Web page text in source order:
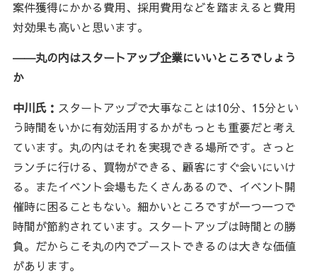
案件獲得にかかる費用、採用費用などを踏まえると費用
対効果も高いと思います。
――丸の内はスタートアップ企業にいいところでしょう
か
中川氏： スタートアップで大事なことは10分、15分とい
う時間をいかに有効活用するかがもっとも重要だと考え
ています。丸の内はそれを実現できる場所です。さっと
ランチに行ける、買物ができる、顧客にすぐ会いにいけ
る。またイベント会場もたくさんあるので、イベント開
催時に困ることもない。細かいところですが一つ一つで
時間が節約されています。スタートアップは時間との勝
負。だからこそ丸の内でブーストできるのは大きな価値
があります。